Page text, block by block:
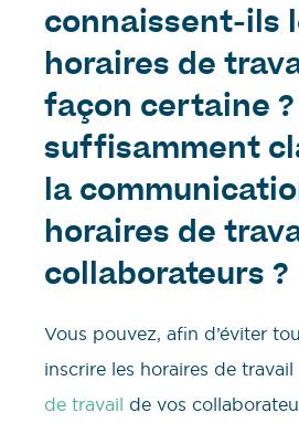
connaissent-ils
horaires de
façon certaine
suffisamment
la
horaires de
collaborateurs ?
Vous pouvez, afin d’éviter
inscrire les horaires de travail
de travail de vos